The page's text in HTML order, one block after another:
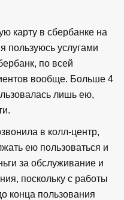
карту в сбербанке на
пользуюсь услугами
по всей
вообще. Больше 4
лишь ею,
в колл-центр,
ею пользоваться и
за обслуживание и
поскольку с работы
конца пользования